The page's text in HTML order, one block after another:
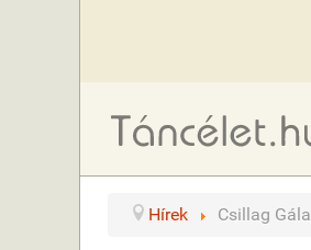
Hírek Csillag Gála